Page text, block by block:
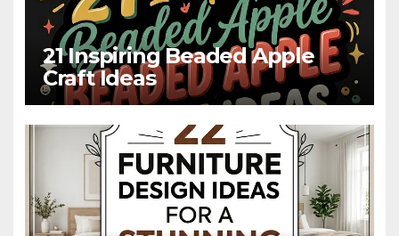
21 Inspiring Beaded Apple
Craft Ideas